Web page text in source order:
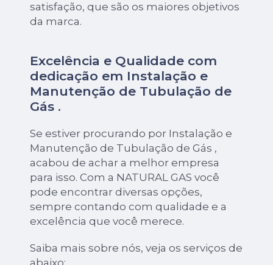
satisfação, que são os maiores objetivos
da marca.
Excelência e Qualidade com
dedicação em Instalação e
Manutenção de Tubulação de
Gás .
Se estiver procurando por Instalação e
Manutenção de Tubulação de Gás ,
acabou de achar a melhor empresa
para isso. Com a NATURAL GAS você
pode encontrar diversas opções,
sempre contando com qualidade e a
excelência que você merece.
Saiba mais sobre nós, veja os serviços de